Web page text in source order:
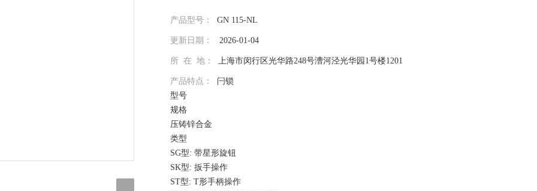
产品型号： GN 115-NL
更新日期： 2026-01-04
所 在 地： 上海市闵行区光华路248号漕河泾光华园1号楼1201
产品特点： 闩锁
型号
规格
压铸锌合金
类型
SG型: 带星形旋钮
SK型: 扳手操作
ST型: T形手柄操作